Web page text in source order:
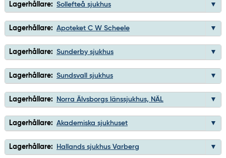
Lagerhållare: Sollefteå sjukhus
Lagerhållare: Apoteket C W Scheele
Lagerhållare: Sunderby sjukhus
Lagerhållare: Sundsvall sjukhus
Lagerhållare: Norra Älvsborgs länssjukhus, NÄL
Lagerhållare: Akademiska sjukhuset
Lagerhållare: Hallands sjukhus Varberg